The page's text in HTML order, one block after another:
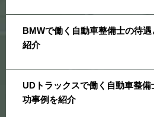
BMWで働く自動車整備士の待
紹介
UDトラックスで働く自動車整
功事例を紹介